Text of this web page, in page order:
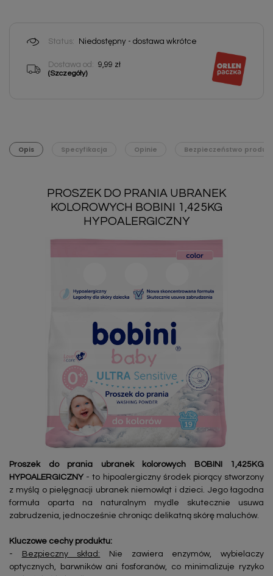
Status: Niedostępny - dostawa wkrótce
Dostawa od: 9,99 zł
(Szczegóły)
Opis Specyfikacja Opinie Bezpieczeństwo
PROSZEK DO PRANIA UBRANEK
KOLOROWYCH BOBINI 1,425KG
HYPOALERGICZNY
Proszek do prania ubranek kolorowych BOBINI 1,425KG
HYPOALERGICZNY- to hipoalergiczny środek piorący stworzony
z myślą o pielęgnacji ubranek niemowląt i dzieci. Jego łagodna
formuła oparta na naturalnym mydle skutecznie usuwa
zabrudzenia, jednocześnie chroniąc delikatną skórę maluchów.
Kluczowe cechy produktu:
- Bezpieczny skład: Nie zawiera enzymów, wybielaczy
optycznych, barwników ani fosforanów, co minimalizuje ryzyko